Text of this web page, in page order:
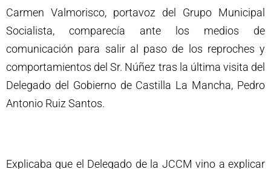
Carmen Valmorisco, portavoz del Grupo Municipal
Socialista, comparecía ante los medios de
comunicación para salir al paso de los reproches y
comportamientos del Sr. Núñez tras la última visita del
Delegado del Gobierno de Castilla La Mancha, Pedro
Antonio Ruiz Santos.
Explicaba que el Delegado de la JCCM vino a explicar